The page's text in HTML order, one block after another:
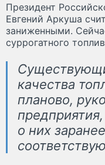
Президент
Евгений Аркуша
заниженными.
суррогатного
качества
планово,
о них